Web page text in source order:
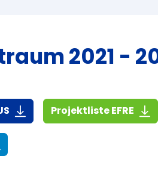
2021 -
(916,7 KiB)Projektliste EFRE (1,4
KiB)